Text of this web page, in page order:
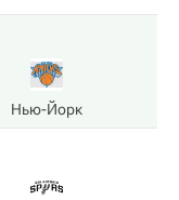
Нью-Йорк